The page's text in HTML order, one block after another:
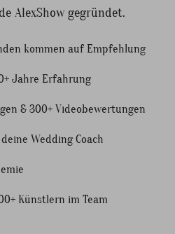
AlexShow gegründet.
kommen auf Empfehlung
Jahre Erfahrung
& 300+ Videobewertungen
Wedding Coach
Künstlern im Team